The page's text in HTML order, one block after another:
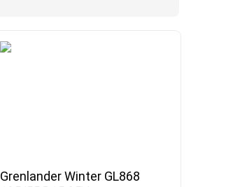
Grenlander Winter GL868